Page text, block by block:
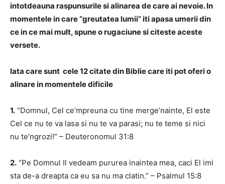
intotdeauna raspunsurile si alinarea de care ai nevoie. In
momentele in care “greutatea lumii” iti apasa umerii din
ce in ce mai mult, spune o rugaciune si citeste aceste
versete.
Iata care sunt cele 12 citate din Biblie care iti pot oferi o
alinare in momentele dificile
1. “Domnul, Cel ce’mpreuna cu tine merge’nainte, El este
Cel ce nu te va lasa si nu te va parasi; nu te teme si nici
nu te’ngrozi!” – Deuteronomul 31:8
2. “Pe Domnul Il vedeam pururea inaintea mea, caci El imi
sta de-a dreapta ca eu sa nu ma clatin.” – Psalmul 15:8